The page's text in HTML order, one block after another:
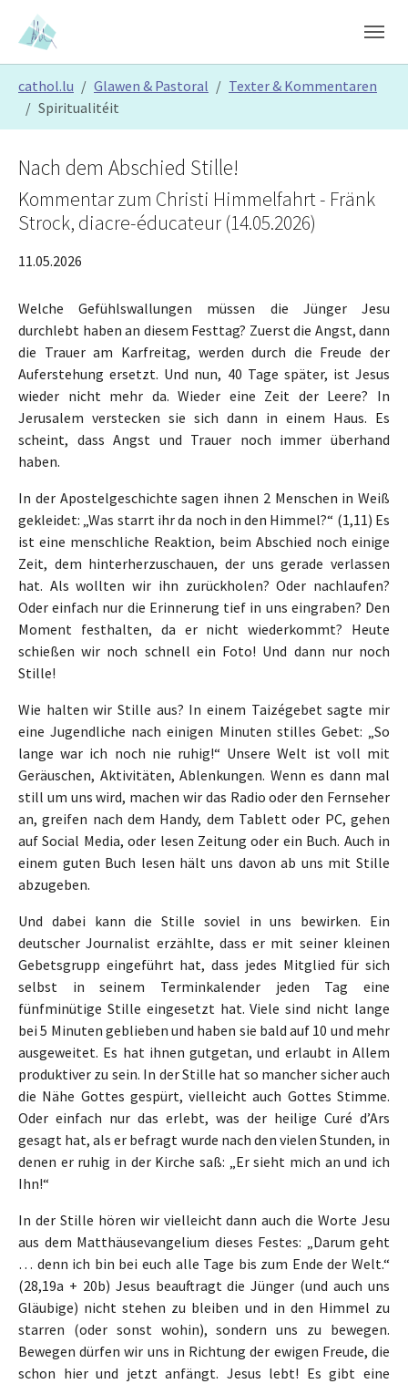
Skip to main content
Skip to page footer
cathol.lu Glawen & Pastoral
Texter & Kommentaren
Spiritualitéit
Nach dem Abschied Stille!
Kommentar zum Christi Himmelfahrt - Fränk
Strock, diacre-éducateur (14.05.2026)
11.05.2026
Welche Gefühlswallungen müssen die Jünger Jesu
durchlebt haben an diesem Festtag? Zuerst die Angst, dann
die Trauer am Karfreitag, werden durch die Freude der
Auferstehung ersetzt. Und nun, 40 Tage später, ist Jesus
wieder nicht mehr da. Wieder eine Zeit der Leere? In
Jerusalem verstecken sie sich dann in einem Haus. Es
scheint, dass Angst und Trauer noch immer überhand
haben.
In der Apostelgeschichte sagen ihnen 2 Menschen in Weiß
gekleidet: „Was starrt ihr da noch in den Himmel?“ (1,11) Es
ist eine menschliche Reaktion, beim Abschied noch einige
Zeit, dem hinterherzuschauen, der uns gerade verlassen
hat. Als wollten wir ihn zurückholen? Oder nachlaufen?
Oder einfach nur die Erinnerung tief in uns eingraben? Den
Moment festhalten, da er nicht wiederkommt? Heute
schießen wir noch schnell ein Foto! Und dann nur noch
Stille!
Wie halten wir Stille aus? In einem Taizégebet sagte mir
eine Jugendliche nach einigen Minuten stilles Gebet: „So
lange war ich noch nie ruhig!“ Unsere Welt ist voll mit
Geräuschen, Aktivitäten, Ablenkungen. Wenn es dann mal
still um uns wird, machen wir das Radio oder den Fernseher
an, greifen nach dem Handy, dem Tablett oder PC, gehen
auf Social Media, oder lesen Zeitung oder ein Buch. Auch in
einem guten Buch lesen hält uns davon ab uns mit Stille
abzugeben.
Und dabei kann die Stille soviel in uns bewirken. Ein
deutscher Journalist erzählte, dass er mit seiner kleinen
Gebetsgrupp eingeführt hat, dass jedes Mitglied für sich
selbst in seinem Terminkalender jeden Tag eine
fünfminütige Stille eingesetzt hat. Viele sind nicht lange
bei 5 Minuten geblieben und haben sie bald auf 10 und mehr
ausgeweitet. Es hat ihnen gutgetan, und erlaubt in Allem
produktiver zu sein. In der Stille hat so mancher sicher auch
die Nähe Gottes gespürt, vielleicht auch Gottes Stimme.
Oder einfach nur das erlebt, was der heilige Curé d’Ars
gesagt hat, als er befragt wurde nach den vielen Stunden, in
denen er ruhig in der Kirche saß: „Er sieht mich an und ich
Ihn!“
In der Stille hören wir vielleicht dann auch die Worte Jesu
aus dem Matthäusevangelium dieses Festes: „Darum geht
… denn ich bin bei euch alle Tage bis zum Ende der Welt.“
(28,19a + 20b) Jesus beauftragt die Jünger (und auch uns
Gläubige) nicht stehen zu bleiben und in den Himmel zu
starren (oder sonst wohin), sondern uns zu bewegen.
Bewegen dürfen wir uns in Richtung der ewigen Freude, die
schon hier und jetzt anfängt. Jesus lebt! Es gibt eine